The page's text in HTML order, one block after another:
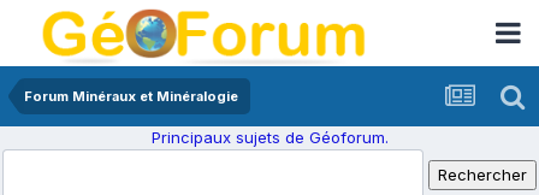
Forum Minéraux et Minéralogie
Principaux sujets de Géoforum.